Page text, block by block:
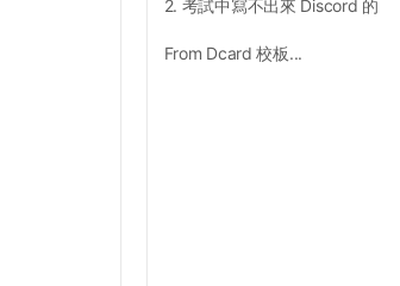
2. 考試中寫不出來 Discord 的
From Dcard 校板...